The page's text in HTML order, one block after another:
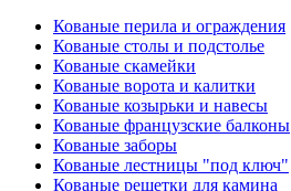
Кованые перила и ограждения
Кованые столы и подстолье
Кованые скамейки
Кованые ворота и калитки
Кованые козырьки и навесы
Кованые французские балконы
Кованые заборы
Кованые лестницы "под ключ"
Кованые решетки для камина